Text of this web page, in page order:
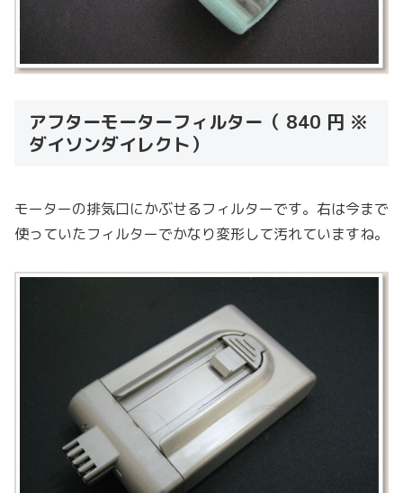
アフターモーターフィルター（ 840 円 ※
ダイソンダイレクト）
モーターの排気口にかぶせるフィルターです。右は今まで
使っていたフィルターでかなり変形して汚れていますね。